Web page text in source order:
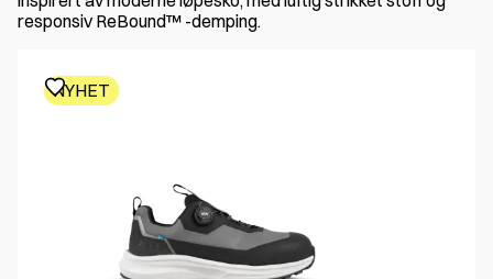
responsiv ReBound™ -demping.
NYHET